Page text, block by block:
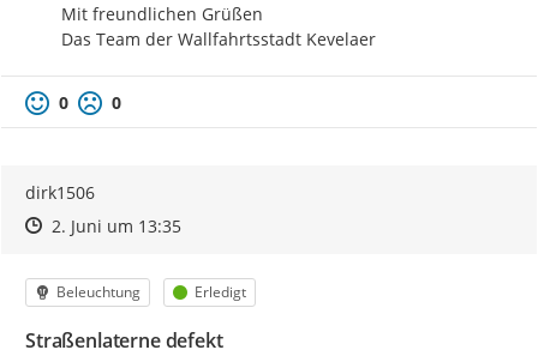
Mit freundlichen Grüßen
Das Team der Wallfahrtsstadt Kevelaer
0 0
dirk1506
Zeitpunkt des Erstellens
Zeitpunkt des Erstellens
2. Juni um 13:35Zur Äußerung
Kategorie
Beleuchtung Status
Erledigt
Straßenlaterne defekt